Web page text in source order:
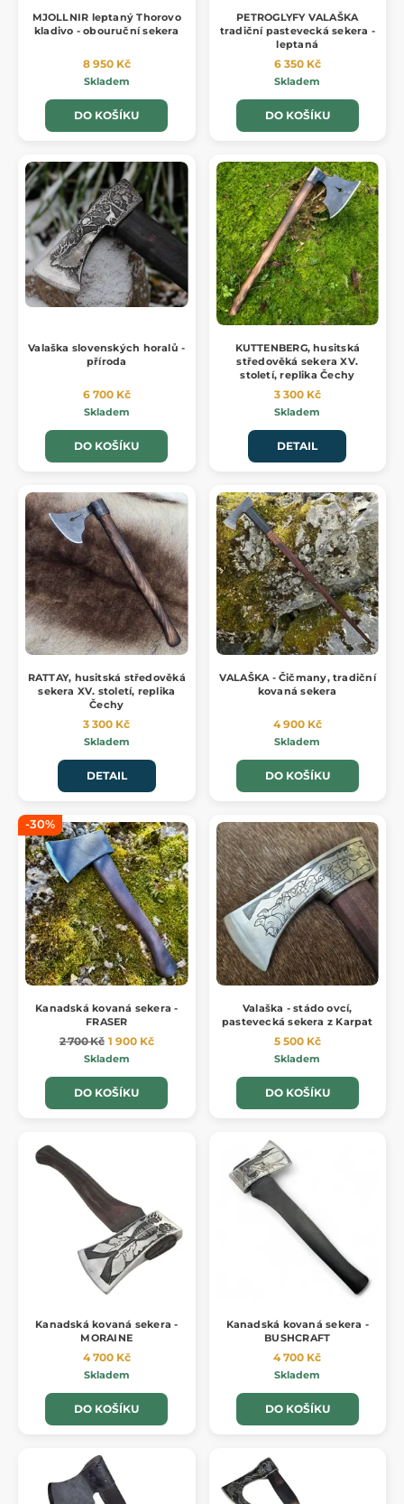
MJOLLNIR leptaný Thorovo
kladivo - obouruční sekera
8 950 Kč
Skladem
DO KOŠÍKU
PETROGLYFY VALAŠKA
tradiční pastevecká sekera -
leptaná
6 350 Kč
Skladem
DO KOŠÍKU
Valaška slovenských horalů -
příroda
6 700 Kč
Skladem
DO KOŠÍKU
KUTTENBERG, husitská
středověká sekera XV.
století, replika Čechy
3 300 Kč
Skladem
DETAIL
RATTAY, husitská středověká
sekera XV. století, replika
Čechy
3 300 Kč
Skladem
DETAIL
VALAŠKA - Čičmany, tradiční
kovaná sekera
4 900 Kč
Skladem
DO KOŠÍKU
-30%
Kanadská kovaná sekera -
FRASER
2 700 Kč 1 900 Kč
Skladem
DO KOŠÍKU
Valaška - stádo ovcí,
pastevecká sekera z Karpat
5 500 Kč
Skladem
DO KOŠÍKU
Kanadská kovaná sekera -
MORAINE
4 700 Kč
Skladem
DO KOŠÍKU
Kanadská kovaná sekera -
BUSHCRAFT
4 700 Kč
Skladem
DO KOŠÍKU